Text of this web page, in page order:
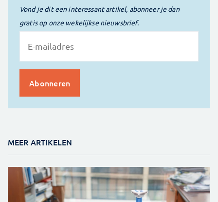
Vond je dit een interessant artikel, abonneer je dan
gratis op onze wekelijkse nieuwsbrief.
MEER ARTIKELEN